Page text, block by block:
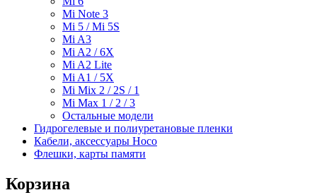
Mi Note 3
Mi 5 / Mi 5S
Mi A3
Mi A2 / 6X
Mi A2 Lite
Mi A1 / 5X
Mi Mix 2 / 2S / 1
Mi Max 1 / 2 / 3
Остальные модели
Гидрогелевые и полиуретановые пленки
Кабели, аксессуары Hoco
Флешки, карты памяти
Корзина